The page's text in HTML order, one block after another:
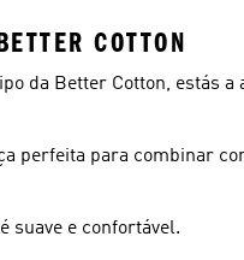
COTTON
da Better Cotton, estás
perfeita para combinar
suave e confortável.